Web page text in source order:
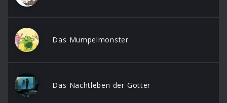
Das Mumpelmonster
Das Nachtleben der Götter